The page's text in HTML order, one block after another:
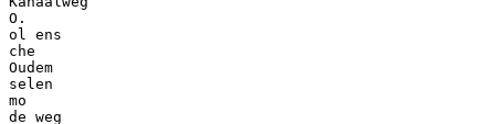
O.
ol ens
che
Oudem
selen
mo
de weg